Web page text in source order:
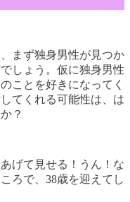
まず独身男性が見つか
しょう。仮に独身男性
ことを好きになってく
てくれる可能性は、は
？
げて見せる！うん！な
ろで、38歳を迎えてし